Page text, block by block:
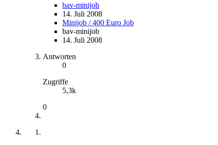
bav-minijob
14. Juli 2008
Minijob / 400 Euro Job
bav-minijob
14. Juli 2008
Antworten
0
Zugriffe
5,3k
0